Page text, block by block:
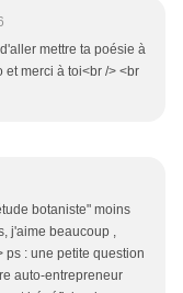
mettre ta poésie à
et merci à toi<br /> <br
botaniste" moins
j'aime beaucoup ,
ps : une petite question
auto-entrepreneur